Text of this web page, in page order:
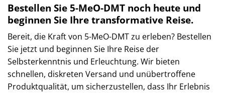
Bestellen Sie 5-MeO-DMT noch heute und
beginnen Sie Ihre transformative Reise.
Bereit, die Kraft von 5-MeO-DMT zu erleben? Bestellen
Sie jetzt und beginnen Sie Ihre Reise der
Selbsterkenntnis und Erleuchtung. Wir bieten
schnellen, diskreten Versand und unübertroffene
Produktqualität, um sicherzustellen, dass Ihr Erlebnis